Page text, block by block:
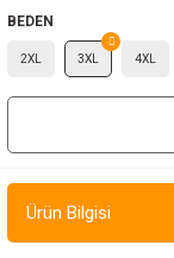
ve Çorap
BEDEN
2XL 3XL 4XL
Ürün Bilgisi